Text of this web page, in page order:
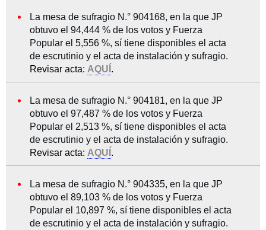
La mesa de sufragio N.° 904168, en la que JP
obtuvo el 94,444 % de los votos y Fuerza
Popular el 5,556 %, sí tiene disponibles el acta
de escrutinio y el acta de instalación y sufragio.
Revisar acta: AQUÍ .
La mesa de sufragio N.° 904181, en la que JP
obtuvo el 97,487 % de los votos y Fuerza
Popular el 2,513 %, sí tiene disponibles el acta
de escrutinio y el acta de instalación y sufragio.
Revisar acta: AQUÍ .
La mesa de sufragio N.° 904335, en la que JP
obtuvo el 89,103 % de los votos y Fuerza
Popular el 10,897 %, sí tiene disponibles el acta
de escrutinio y el acta de instalación y sufragio.